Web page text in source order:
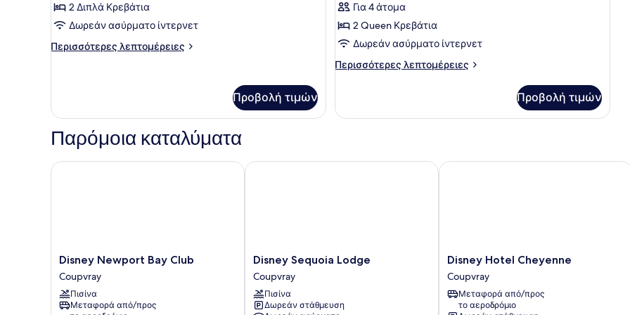
view
φωτογραφιών
για
Superior
2 Διπλά Κρεβάτια
Δωρεάν ασύρματο ίντερνετ
Περισσότερες λεπτομέρειες
Περισσότερες
Προβολή τιμών
φωτογραφιών
για
Empire
State
Club
Για 4 άτομα
2 Queen Κρεβάτια
Δωρεάν ασύρματο ίντερνετ
Περισσότερες λεπτομέρειες
Περισσότερες
State
Προβολή τιμών
Παρόμοια καταλύματα
Disney
Newport
Bay
Club
Coupvray
Disney Newport Bay Club
Coupvray
Πισίνα
Μεταφορά από/προς
Disney Newport Bay Club
Disney
Sequoia
Lodge
Coupvray
Disney Sequoia Lodge
Coupvray
Πισίνα
Δωρεάν στάθμευση
Disney Sequoia Lodge
Disney
Hotel
Cheyenne
Coupvray
Disney Hotel Cheyenne
Coupvray
Μεταφορά από/προς
το αεροδρόμιο
Disney Hotel Cheyenne